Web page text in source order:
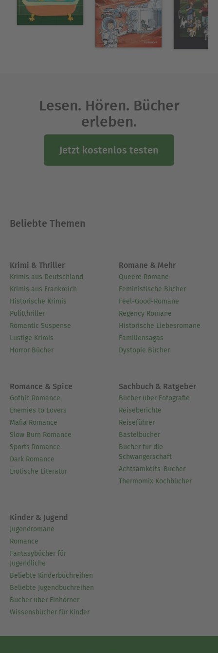
Lesen. Hören. Bücher
erleben.
Jetzt kostenlos testen
Beliebte Themen
Krimi & Thriller
Krimis aus Deutschland
Krimis aus Frankreich
Historische Krimis
Politthriller
Romantic Suspense
Lustige Krimis
Horror Bücher
Romane & Mehr
Queere Romane
Feministische Bücher
Feel-Good-Romane
Regency Romane
Historische Liebesromane
Familiensagas
Dystopie Bücher
Romance & Spice
Gothic Romance
Enemies to Lovers
Mafia Romance
Slow Burn Romance
Sports Romance
Dark Romance
Erotische Literatur
Sachbuch & Ratgeber
Bücher über Fotografie
Reiseberichte
Reiseführer
Bastelbücher
Bücher für die
Schwangerschaft
Achtsamkeits-Bücher
Thermomix Kochbücher
Kinder & Jugend
Jugendromane
Romance
Fantasybücher für
Jugendliche
Beliebte Kinderbuchreihen
Beliebte Jugendbuchreihen
Bücher über Einhörner
Wissensbücher für Kinder